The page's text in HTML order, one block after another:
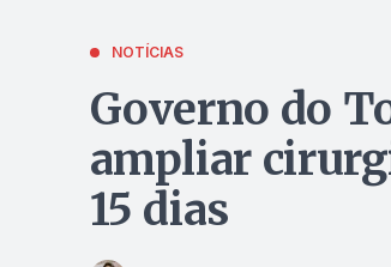
NOTÍCIAS
Governo do
ampliar
15 dias